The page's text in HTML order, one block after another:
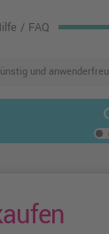
/ FAQ
und